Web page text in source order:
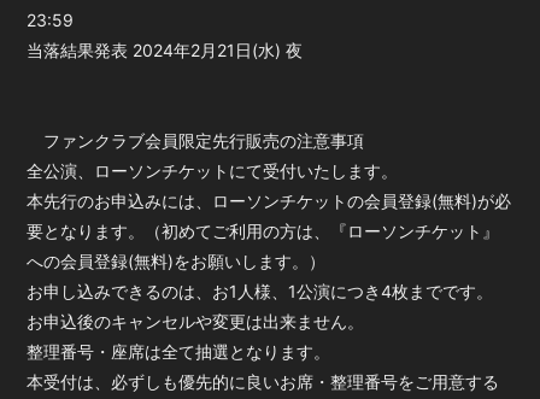
23:59
当落結果発表 2024年2月21日(水) 夜
ファンクラブ会員限定先行販売の注意事項
全公演、ローソンチケットにて受付いたします。
本先行のお申込みには、ローソンチケットの会員登録(無料)が必
要となります。（初めてご利用の方は、『ローソンチケット』
への会員登録(無料)をお願いします。）
お申し込みできるのは、お1人様、1公演につき4枚までです。
お申込後のキャンセルや変更は出来ません。
整理番号・座席は全て抽選となります。
本受付は、必ずしも優先的に良いお席・整理番号をご用意する